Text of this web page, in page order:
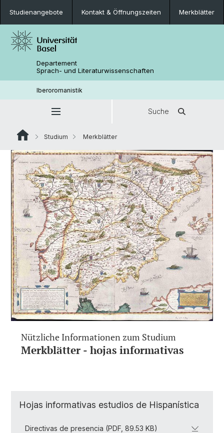
Studienangebote Kontakt & Öffnungszeiten Merkblätter
Departement
Sprach- und Literaturwissenschaften
Iberoromanistik
Suche
Studium Merkblätter
Nützliche Informationen zum Studium
Merkblätter - hojas informativas
Hojas informativas estudios de Hispanística
Directivas de presencia (PDF, 89.53 KB)